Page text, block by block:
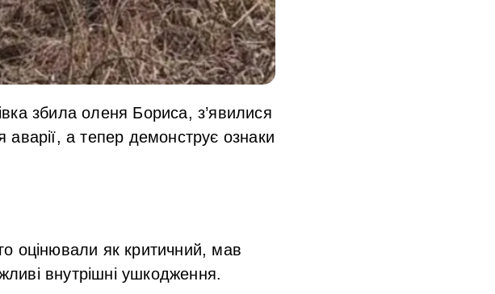
збила оленя Бориса, з’явилися
а тепер демонструє ознаки
оцінювали як критичний, мав
внутрішні ушкодження.